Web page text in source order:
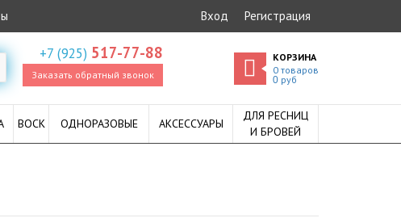
Вход Регистрация
+7 (925) 517-77-88
Заказать обратный звонок
КОРЗИНА
0 товаров
0руб
ВОСК ОДНОРАЗОВЫЕ АКСЕССУАРЫ
ДЛЯ РЕСНИЦ
И БРОВЕЙ